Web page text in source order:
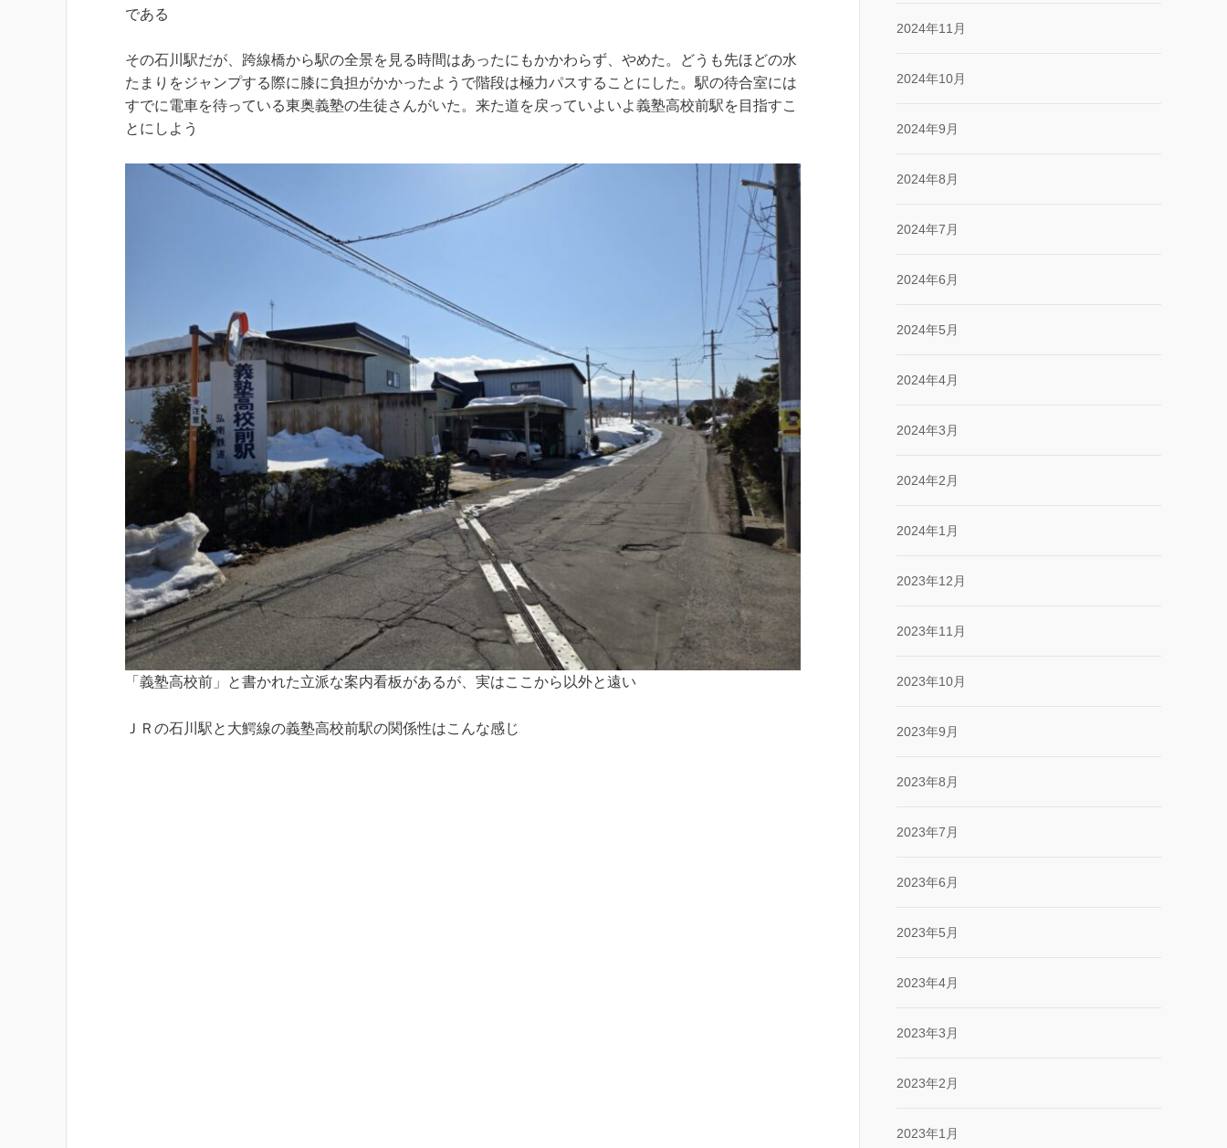
である
その石川駅だが、跨線橋から駅の全景を見る時間はあったにもかかわらず、やめた。どうも先ほどの水
たまりをジャンプする際に膝に負担がかかったようで階段は極力パスすることにした。駅の待合室には
すでに電車を待っている東奥義塾の生徒さんがいた。来た道を戻っていよいよ義塾高校前駅を目指すこ
とにしよう
「義塾高校前」と書かれた立派な案内看板があるが、実はここから以外と遠い
ＪＲの石川駅と大鰐線の義塾高校前駅の関係性はこんな感じ
2024年11月
2024年10月
2024年9月
2024年8月
2024年7月
2024年6月
2024年5月
2024年4月
2024年3月
2024年2月
2024年1月
2023年12月
2023年11月
2023年10月
2023年9月
2023年8月
2023年7月
2023年6月
2023年5月
2023年4月
2023年3月
2023年2月
2023年1月